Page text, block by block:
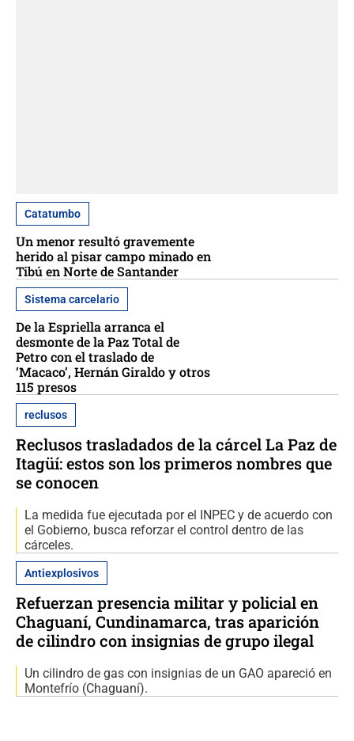
Catatumbo
Un menor resultó gravemente
herido al pisar campo minado en
Tibú en Norte de Santander
Sistema carcelario
De la Espriella arranca el
desmonte de la Paz Total de
Petro con el traslado de
‘Macaco’, Hernán Giraldo y otros
115 presos
reclusos
Reclusos trasladados de la cárcel La Paz de
Itagüí: estos son los primeros nombres que
se conocen
La medida fue ejecutada por el INPEC y de acuerdo con
el Gobierno, busca reforzar el control dentro de las
cárceles.
Antiexplosivos
Refuerzan presencia militar y policial en
Chaguaní, Cundinamarca, tras aparición
de cilindro con insignias de grupo ilegal
Un cilindro de gas con insignias de un GAO apareció en
Montefrío (Chaguaní).